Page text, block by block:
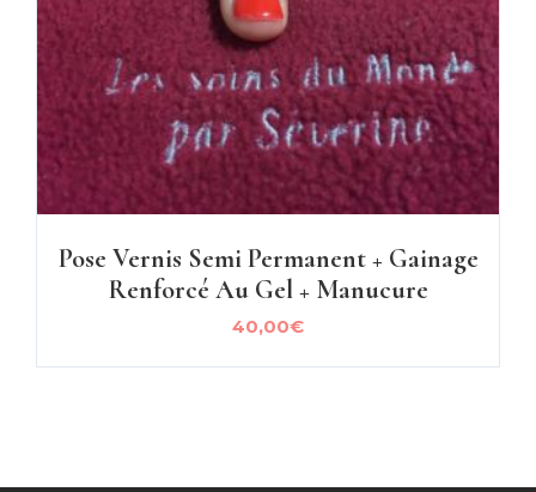
Pose Vernis Semi Permanent + Gainage
Renforcé Au Gel + Manucure
40,00€